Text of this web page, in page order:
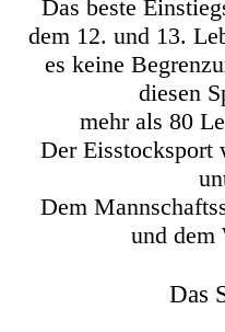
Das beste
dem 12. und 13.
es keine
diesen
mehr als 80
Der
Dem
und dem
Das